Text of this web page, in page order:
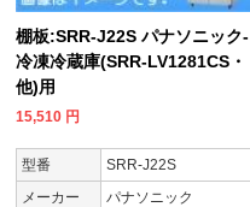
棚板:SRR-J22S パナソニック-
冷凍冷蔵庫(SRR-LV1281CS・
他)用
15,510 円
型番
SRR-J22S
メーカー
パナソニック